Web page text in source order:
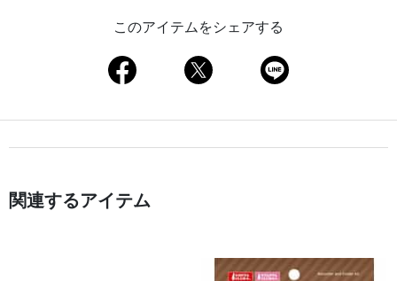
このアイテムをシェアする
関連するアイテム